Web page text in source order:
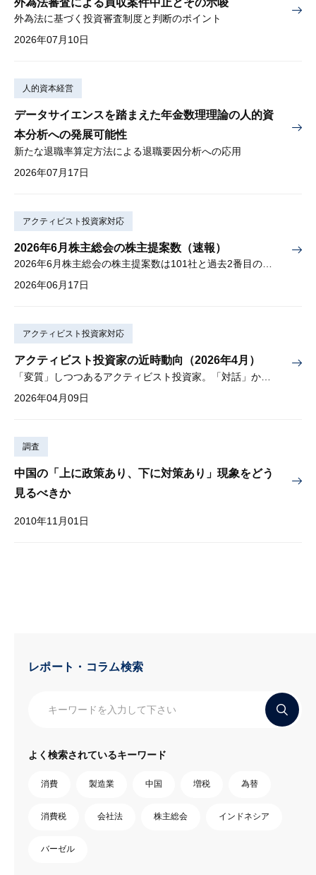
外為法に基づく投資審査制度と判断のポイント
2026年07月10日
人的資本経営
データサイエンスを踏まえた年金数理理論の人的資
本分析への発展可能性
新たな退職率算定方法による退職要因分析への応用
2026年07月17日
アクティビスト投資家対応
2026年6月株主総会の株主提案数（速報）
2026年6月株主総会の株主提案数は101社と過去2番目の多さ
2026年06月17日
アクティビスト投資家対応
アクティビスト投資家の近時動向（2026年4月）
2026年04月09日
調査
中国の「上に政策あり、下に対策あり」現象をどう
見るべきか
2010年11月01日
レポート・コラム検索
よく検索されているキーワード
消費 製造業 中国 増税 為替
消費税 会社法 株主総会 インドネシア
バーゼル